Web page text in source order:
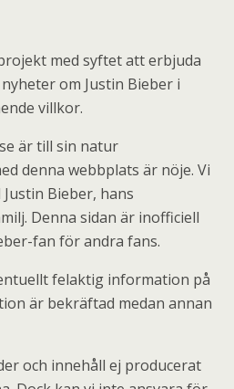
med syftet att erbjuda
om Justin Bieber i
villkor.
är till sin natur
denna webbplats är nöje. Vi
Bieber, hans
Denna sidan är inofficiell
fan för andra fans.
felaktig information på
är bekräftad medan annan
och innehåll ej producerat